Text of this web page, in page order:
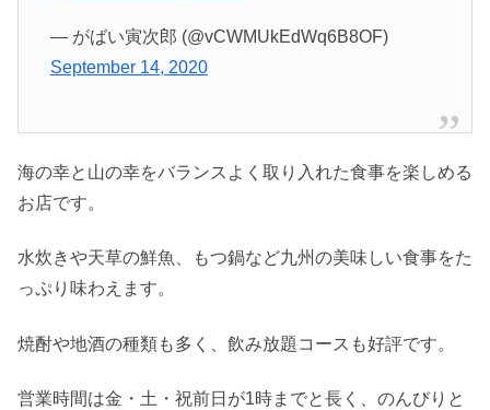
— がばい寅次郎 (@vCWMUkEdWq6B8OF)
September 14, 2020
海の幸と山の幸をバランスよく取り入れた食事を楽しめる
お店です。
水炊きや天草の鮮魚、もつ鍋など九州の美味しい食事をた
っぷり味わえます。
焼酎や地酒の種類も多く、飲み放題コースも好評です。
営業時間は金・土・祝前日が1時までと長く、のんびりと